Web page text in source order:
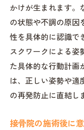
かけが生まれます。
の状態や不調の原因
性を具体的に認識で
スクワークによる姿
た具体的な行動計画
は、正しい姿勢や適
の再発防止に直結し
接骨院の施術後に